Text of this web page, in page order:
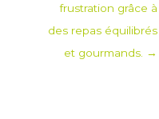
frustration grâce à
des repas équilibrés
et gourmands. →